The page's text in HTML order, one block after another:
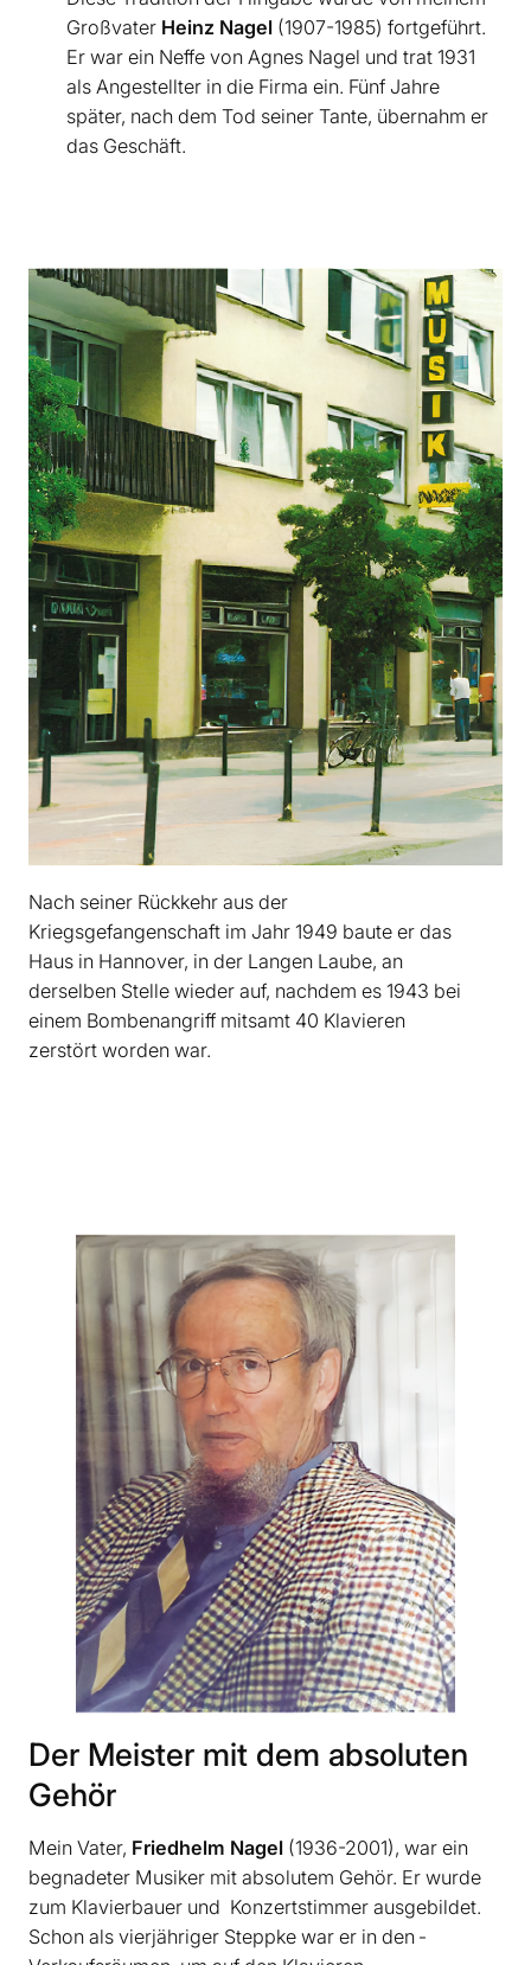
Großvater Heinz­ Nagel (1907-1985) fortgeführt.
Er war ein Neffe von Agnes Nagel und trat 1931
als Angestellter in die Firma ein. Fünf Jahre
später, nach dem Tod seiner Tante, übernahm er
das Geschäft.
Nach­ seiner Rückkehr aus der
Kriegsgefangenschaft im Jahr 1949 baute er das
Haus in Hannover, in der Langen Laube, an
derselben Stelle wieder auf, nachdem es 1943 bei
einem Bombenangriff mitsamt 40 Klavieren
zerstört worden war.
Der Meister mit dem absoluten
Gehör
Mein Vater, Friedhelm Nagel (1936-2001), war ein
begnadeter­ Musiker mit absolutem Gehör. Er wurde
zum Klavierbauer und ­ Konzertstimmer ausgebildet.
Schon als vierjähriger Steppke war er in den ­